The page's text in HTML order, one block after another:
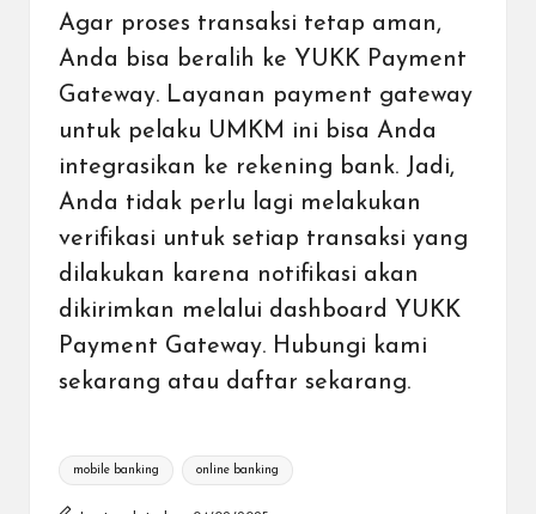
Agar proses transaksi tetap aman,
Anda bisa beralih ke YUKK Payment
Gateway. Layanan payment gateway
untuk pelaku UMKM ini bisa Anda
integrasikan ke rekening bank. Jadi,
Anda tidak perlu lagi melakukan
verifikasi untuk setiap transaksi yang
dilakukan karena notifikasi akan
dikirimkan melalui dashboard YUKK
Payment Gateway. Hubungi kami
sekarang atau daftar sekarang.
Tags:
mobile banking online banking